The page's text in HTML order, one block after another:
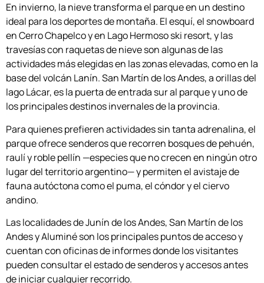
En invierno, la nieve transforma el parque en un destino
ideal para los deportes de montaña. El esquí, el snowboard
en Cerro Chapelco y en Lago Hermoso ski resort, y las
travesías con raquetas de nieve son algunas de las
actividades más elegidas en las zonas elevadas, como en la
base del volcán Lanín. San Martín de los Andes, a orillas del
lago Lácar, es la puerta de entrada sur al parque y uno de
los principales destinos invernales de la provincia.
Para quienes prefieren actividades sin tanta adrenalina, el
parque ofrece senderos que recorren bosques de pehuén,
raulí y roble pellín —especies que no crecen en ningún otro
lugar del territorio argentino— y permiten el avistaje de
fauna autóctona como el puma, el cóndor y el ciervo
andino.
Las localidades de Junín de los Andes, San Martín de los
Andes y Aluminé son los principales puntos de acceso y
cuentan con oficinas de informes donde los visitantes
pueden consultar el estado de senderos y accesos antes
de iniciar cualquier recorrido.